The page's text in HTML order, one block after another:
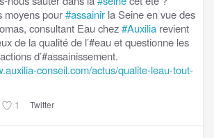
moyens pour#assainir la Seine en vue des
consultant Eau chez#Auxilia revient
de la qualité de l’#eau et questionne les
d’#assainissement.
conseil.com/actus/qualite-leau-tout-
1 Twitter